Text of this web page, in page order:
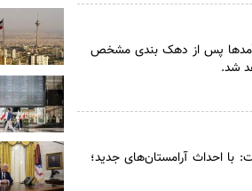
پس از دهک بندی مشخص
شد.
احداث آرامستان‌های جدید؛